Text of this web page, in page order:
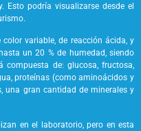
Esto podría visualizarse desde el
variable, de reacción ácida, y
un 20 % de humedad, siendo
compuesta de: glucosa, fructosa,
proteínas (como aminoácidos y
una gran cantidad de minerales y
en el laboratorio, pero en esta